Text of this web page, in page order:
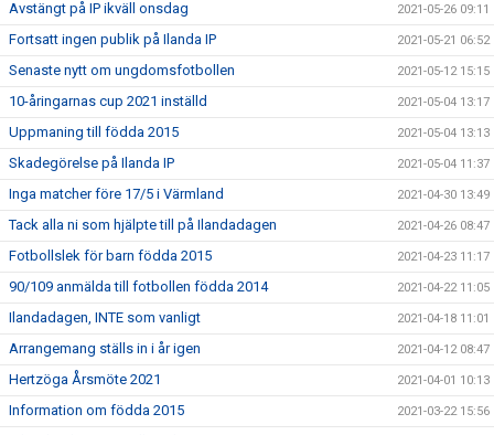
Avstängt på IP ikväll onsdag 2021-05-26 09:11
Fortsatt ingen publik på Ilanda IP 2021-05-21 06:52
Senaste nytt om ungdomsfotbollen 2021-05-12 15:15
10-åringarnas cup 2021 inställd 2021-05-04 13:17
Uppmaning till födda 2015 2021-05-04 13:13
Skadegörelse på Ilanda IP 2021-05-04 11:37
Inga matcher före 17/5 i Värmland 2021-04-30 13:49
Tack alla ni som hjälpte till på Ilandadagen 2021-04-26 08:47
Fotbollslek för barn födda 2015 2021-04-23 11:17
90/109 anmälda till fotbollen födda 2014 2021-04-22 11:05
Ilandadagen, INTE som vanligt 2021-04-18 11:01
Arrangemang ställs in i år igen 2021-04-12 08:47
Hertzöga Årsmöte 2021 2021-04-01 10:13
Information om födda 2015 2021-03-22 15:56